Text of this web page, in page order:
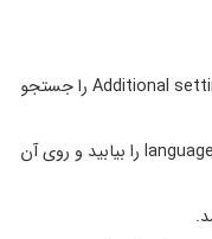
پس از ورود به منوی تنظیمات، بخش Additional settings را جستجو
در این بخش «زبان و ورودی» یا language & input را بیابید و روی آن